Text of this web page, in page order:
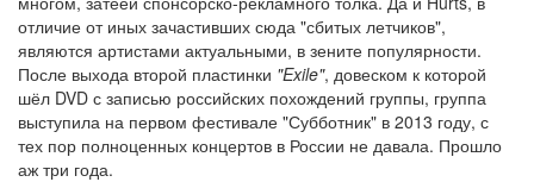
отличие от иных зачастивших сюда "сбитых летчиков",
являются артистами актуальными, в зените популярности.
После выхода второй пластинки "Exile", довеском к которой
шёл DVD с записью российских похождений группы, группа
выступила на первом фестивале "Субботник" в 2013 году, с
тех пор полноценных концертов в России не давала. Прошло
аж три года.